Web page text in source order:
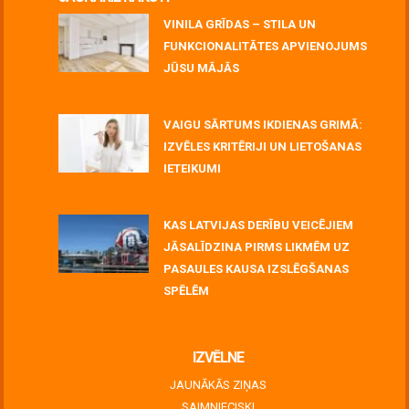
VINILA GRĪDAS – STILA UN
FUNKCIONALITĀTES APVIENOJUMS
JŪSU MĀJĀS
VAIGU SĀRTUMS IKDIENAS GRIMĀ:
IZVĒLES KRITĒRIJI UN LIETOŠANAS
IETEIKUMI
KAS LATVIJAS DERĪBU VEICĒJIEM
JĀSALĪDZINA PIRMS LIKMĒM UZ
PASAULES KAUSA IZSLĒGŠANAS
SPĒLĒM
IZVĒLNE
JAUNĀKĀS ZIŅAS